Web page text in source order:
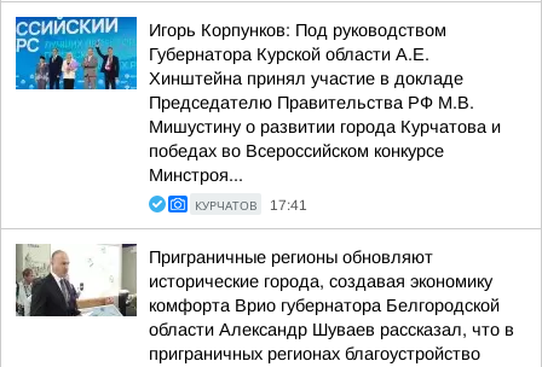
Игорь Корпунков: Под руководством
Губернатора Курской области А.Е.
Хинштейна принял участие в докладе
Председателю Правительства РФ М.В.
Мишустину о развитии города Курчатова и
победах во Всероссийском конкурсе
Минстроя...
КУРЧАТОВ 17:41
Приграничные регионы обновляют
исторические города, создавая экономику
комфорта Врио губернатора Белгородской
области Александр Шуваев рассказал, что в
приграничных регионах благоустройство